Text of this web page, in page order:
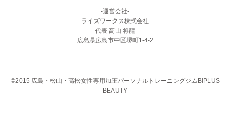
-運営会社-
ライズワークス株式会社
代表 高山 将龍
広島県広島市中区堺町1-4-2
©2015 広島・松山・高松女性専用加圧パーソナルトレーニングジムBIPLUS
BEAUTY